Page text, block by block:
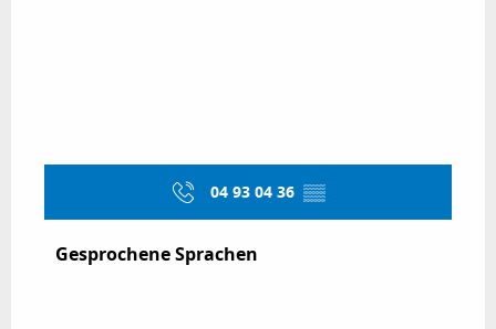
04 93 04 36 ▒▒
Gesprochene Sprachen
Gesprochene Sprachen